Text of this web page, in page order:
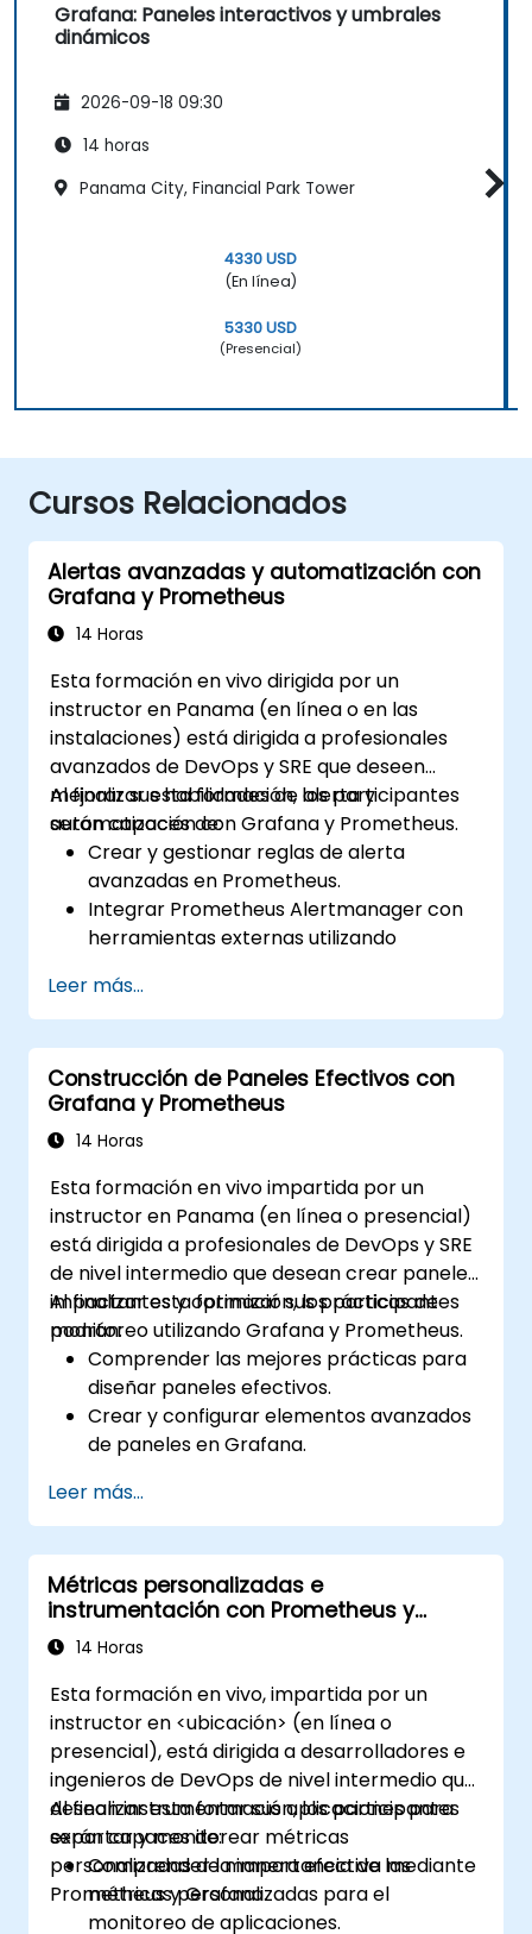
Grafana: Paneles interactivos y umbrales
dinámicos
2026-09-18 09:30
14 horas
Panama City, Financial Park Tower
4330 USD
(En línea)
5330 USD
(Presencial)
Cursos Relacionados
Alertas avanzadas y automatización con
Grafana y Prometheus
14 Horas
Esta formación en vivo dirigida por un
instructor en Panama (en línea o en las
instalaciones) está dirigida a profesionales
avanzados de DevOps y SRE que deseen
mejorar sus habilidades de alerta y
automatización con Grafana y Prometheus.
Al finalizar esta formación, los participantes
serán capaces de:
Crear y gestionar reglas de alerta
avanzadas en Prometheus.
Integrar Prometheus Alertmanager con
herramientas externas utilizando
Automatizar respuestas a las alertas
para una resolución más rápida de
problemas.
Utilizar Grafana para visualizar y
gestionar las alertas de manera efectiva.
Leer más...
Construcción de Paneles Efectivos con
Grafana y Prometheus
14 Horas
Esta formación en vivo impartida por un
instructor en Panama (en línea o presencial)
está dirigida a profesionales de DevOps y SRE
de nivel intermedio que desean crear paneles
impactantes y optimizar sus prácticas de
monitoreo utilizando Grafana y Prometheus.
Al finalizar esta formación, los participantes
podrán:
Comprender las mejores prácticas para
diseñar paneles efectivos.
Crear y configurar elementos avanzados
de paneles en Grafana.
Grafana para crear paneles dinámicos y
reutilizables.
Implementar mecanismos de alerta para
mejorar la conciencia operativa.
Leer más...
Métricas personalizadas e
instrumentación con Prometheus y
Grafana
14 Horas
Esta formación en vivo, impartida por un
instructor en <ubicación> (en línea o
presencial), está dirigida a desarrolladores e
ingenieros de DevOps de nivel intermedio que
desean instrumentar sus aplicaciones para
exportar y monitorear métricas
personalizadas de manera efectiva mediante
Prometheus y Grafana.
Al finalizar esta formación, los participantes
serán capaces de:
Comprender la importancia de las
métricas personalizadas para el
monitoreo de aplicaciones.